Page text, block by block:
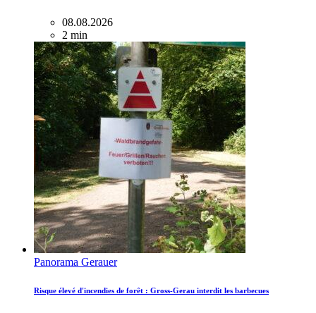
08.08.2026
2 min
Panorama Gerauer
Risque élevé d'incendies de forêt : Gross-Gerau interdit les barbecues